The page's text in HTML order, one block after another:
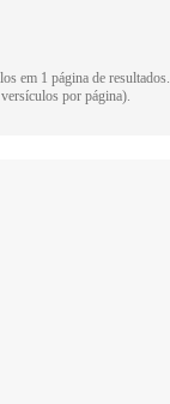
em 1 página de resultados.
por página).